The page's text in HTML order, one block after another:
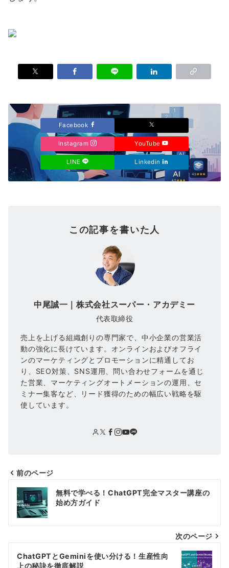
Facebook
Instagram YouTube
LINE Linkedin
この記事を書いた人
中尾誠一｜株式会社スーパー・アカデミー
代表取締役
売上を上げる組織創りの専門家で、中小企業の営業活
動の強化に長けています。オンラインおよびオフライ
ンのマーケティングとプロモーションに精通してお
り、SEO対策、SNS運用、問い合わせフォームを通じ
た営業、マーケティングオートメーションの運用、セ
ミナー集客など、リード獲得のための幅広い戦略を駆
使しています。
投
稿
ナ
ビ
ゲ
前のページ
無料で学べる！ChatGPT完全マスター講座の
始め方ガイド
次のページ
ChatGPTとGeminiを使い分ける！生産性向
上の秘訣を徹底解説